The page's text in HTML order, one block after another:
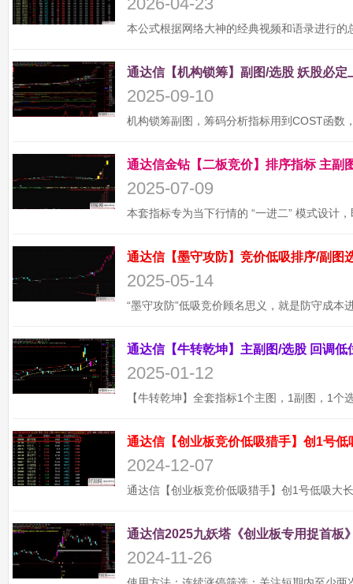
2025-09-10
2025-07-09
2025-05-14
2025-01-12
通达信【创业板竞价低吸猎手】创1号
2024-12-07
通达信2025九妖塔《创业板专用捉首板
2024-11-26